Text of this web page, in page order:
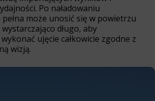
Po naładowaniu
może unosić się w powietrzu
długo, aby
ujęcie całkowicie zgodne z
wizją.